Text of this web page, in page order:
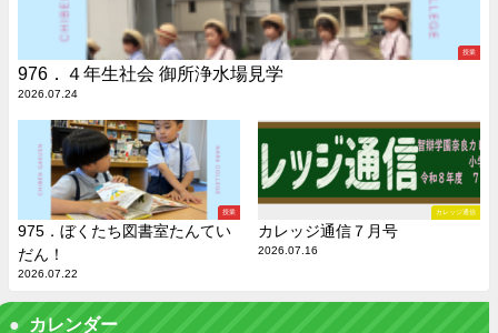
授業
976．４年生社会 御所浄水場見学
2026.07.24
授業
975．ぼくたち図書室たんてい
だん！
2026.07.22
カレッジ通信
カレッジ通信７月号
2026.07.16
カレンダー